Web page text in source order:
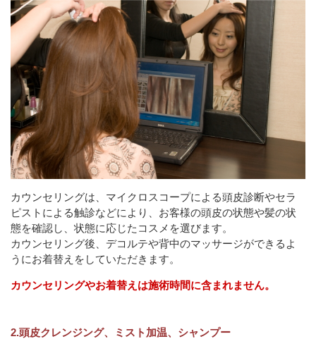
カウンセリングは、マイクロスコープによる頭皮診断やセラ
ピストによる触診などにより、お客様の頭皮の状態や髪の状
態を確認し、状態に応じたコスメを選びます。
カウンセリング後、デコルテや背中のマッサージができるよ
うにお着替えをしていただきます。
カウンセリングやお着替えは施術時間に含まれません。
2.頭皮クレンジング、ミスト加温、シャンプー